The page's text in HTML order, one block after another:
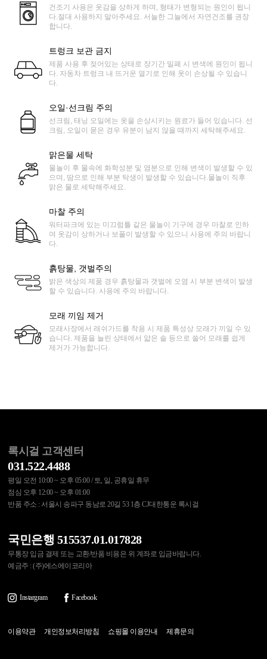
건조기 사용은 옷감을 상하게 하며, 형태가 변형되는 원인이 됩니
다.절대 사용하지 말아주세요. 서늘한 그늘에서 자연건조를 권장
합니다.
트렁크 보관 금지
제품 사용 후 젖어있는 상태로 장기간 밀폐 시 변색에 원인이 됩니
다. 자동차 트렁크 내 뜨거운 열기로 인해 옷이 손상될 수 있습니
다.
오일·선크림 주의
선크림, 태닝 오일에는 옷을 손상시키는 원료가 들어 있습니다. 선
크림, 오일이 묻은 경우 유분이 남지 않을 때까지 세탁해주세요.
맑은물 세탁
물놀이 후 물속에 화학성분 및 염분으로 인해 변색이 발생할 수 있
으며, 땀으로 인해 부분 탁생이 발생할 수 있습니다.물놀이 직후
맑은 물로 세탁해주세요.
마찰 주의
워터파크에 있는 미끄럼틀 같은 물놀이 기구에 경우 마찰로 인하
여 옷감이 상하거나 보풀이 발생할 수 있으니 사용에 주의 바랍니
다.
흙탕물, 갯벌주의
밝은 색상의 제품 경우 흙탕물과 갯벌에 오염 시 부분 변색이 발생
할 수 있습니다. 사용에 주의 바랍니다.
모래 끼임 제거
모래사장에서 래쉬가드를 착용 시 제품 특성상 모래가 끼일 수 있
습니다. 제품을 늘린 상태에서 얇은 솔 등으로 쓸어 모래를 쉽게
제거가 가능합니다.
록시걸 고객센터
031.522.4488
평일 오전 10:00 ~ 오후 05:00 / 토, 일, 공휴일 휴무
점심 오후 12:00 ~ 오후 01:00
반품 주소 : 서울시 송파구 동남로 20길 53 1층 CJ대한통운 록시걸
국민은행 515537.01.017828
무통장 입금 결제 또는 교환/반품 비용은 위 계좌로 입금바랍니다.
예금주 : (주)에스에이코리아
Instargram Facebook
이용약관 개인정보처리방침 쇼핑몰 이용안내 제휴문의